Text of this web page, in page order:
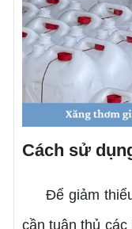
Cách sử
Để giảm thiểu
cần tuân thủ các